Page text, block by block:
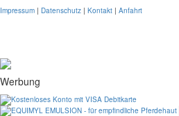
Impressum | Datenschutz | Kontakt | Anfahrt
Werbung